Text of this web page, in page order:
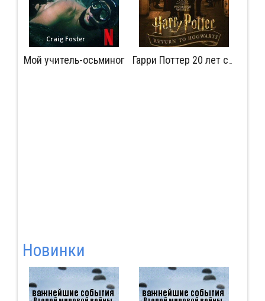
Мой учитель-осьминог
Новинки